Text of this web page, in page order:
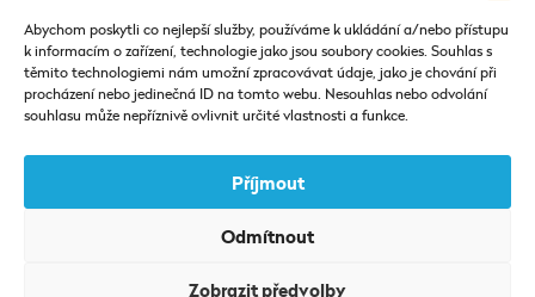
Abychom poskytli co nejlepší služby, používáme k ukládání a/nebo přístupu
k informacím o zařízení, technologie jako jsou soubory cookies. Souhlas s
těmito technologiemi nám umožní zpracovávat údaje, jako je chování při
procházení nebo jedinečná ID na tomto webu. Nesouhlas nebo odvolání
souhlasu může nepříznivě ovlivnit určité vlastnosti a funkce.
Příjmout
Odmítnout
Zobrazit předvolby
Naše projekty spolufinancované EU